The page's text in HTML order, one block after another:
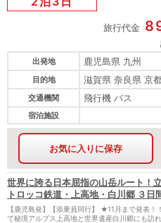
旅行代金
出発地
鹿児島県 九州
目的地 滋賀県 奈良県 京
交通機関 飛行機 バス
宿泊施設
お気に入りに保存
世界に誇る日本屈指の山岳ルート！
トロッコ鉄道・上高地・白川郷 ３日
【鹿児島発】【添乗員同行】 ★11月まで発表！
て秘境アルプス上高地と世界遺産白川郷にも